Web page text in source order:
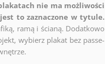
nie ma możliwości
to zaznaczone w tytule.
ramą i ścianą. Dodatkowo
wybierz plakat bez passe-